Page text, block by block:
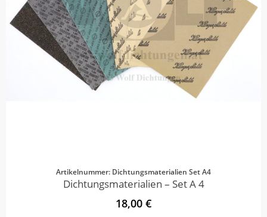
Artikelnummer: Dichtungsmaterialien Set A4
Dichtungsmaterialien – Set A 4
18,00 €